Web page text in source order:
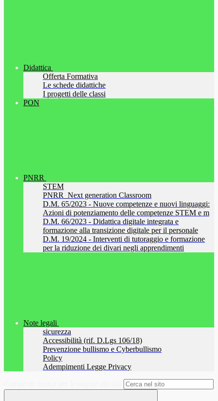
Didattica
Offerta Formativa
Le schede didattiche
I progetti delle classi
PON
PNRR
STEM
PNRR_Next generation Classroom
D.M. 65/2023 - Nuove competenze e nuovi linguaggi:
Azioni di potenziamento delle competenze STEM e m
D.M. 66/2023 - Didattica digitale integrata e
formazione alla transizione digitale per il personale
D.M. 19/2024 - Interventi di tutoraggio e formazione
per la riduzione dei divari negli apprendimenti
Note legali
sicurezza
Accessibilità (rif. D.Lgs 106/18)
Prevenzione bullismo e Cyberbullismo
Policy
Adempimenti Legge Privacy